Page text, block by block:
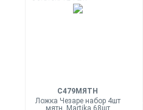
С479МЯТН
Ложка Чезаре набор 4шт
мятн, Martika,68шт